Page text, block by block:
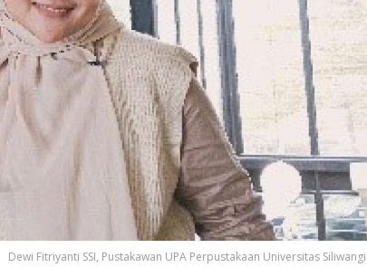
Dewi Fitriyanti SSI, Pustakawan UPA Perpustakaan Universitas Siliwangi